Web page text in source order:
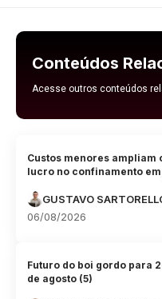
Conteúdos
Acesse outros conteúdos
Custos menores ampliam
lucro no confinamento
GUSTAVO
06/08/2026
Futuro do boi gordo para
de agosto (5)